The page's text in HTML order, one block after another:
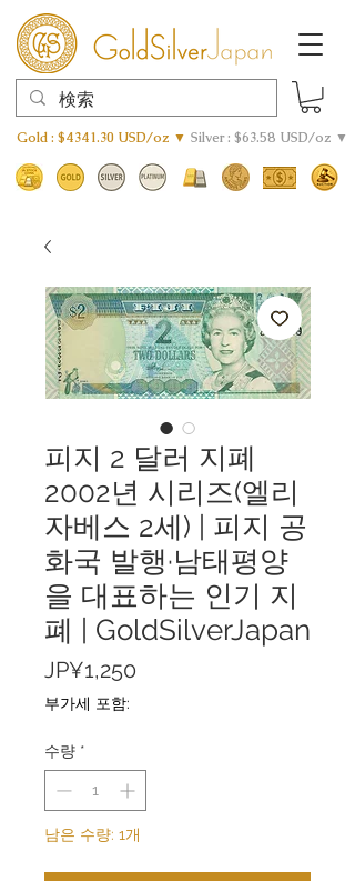
Gold : $4341.30 USD/oz ▼ Silver : $63.58 USD/oz ▼
피지 2 달러 지폐
2002년 시리즈(엘리
자베스 2세) | 피지 공
화국 발행·남태평양
을 대표하는 인기 지
폐 | GoldSilverJapan
JP¥1,250
부가세 포함:
수량 *
남은 수량: 1개